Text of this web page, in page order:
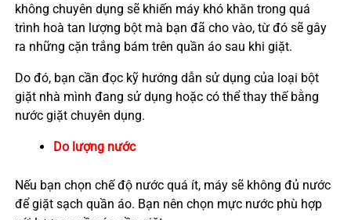
không chuyên dụng sẽ khiến máy khó khăn trong quá
trình hoà tan lượng bột mà bạn đã cho vào, từ đó sẽ gây
ra những cặn trắng bám trên quần áo sau khi giặt.
Do đó, bạn cần đọc kỹ hướng dẫn sử dụng của loại bột
giặt nhà mình đang sử dụng hoặc có thể thay thế bằng
nước giặt chuyên dụng.
Do lượng nước
Nếu bạn chọn chế độ nước quá ít, máy sẽ không đủ nước
để giặt sạch quần áo. Bạn nên chọn mực nước phù hợp